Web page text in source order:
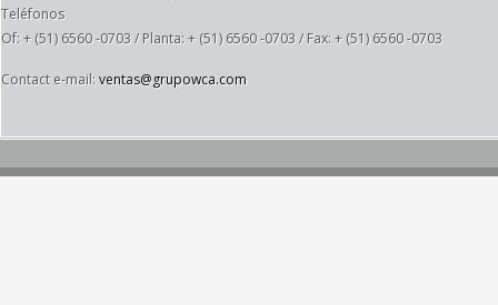
Teléfonos
Of: + (51) 6560 -0703 / Planta: + (51) 6560 -0703 / Fax: + (51) 6560 -0703
Contact e-mail:ventas@grupowca.com